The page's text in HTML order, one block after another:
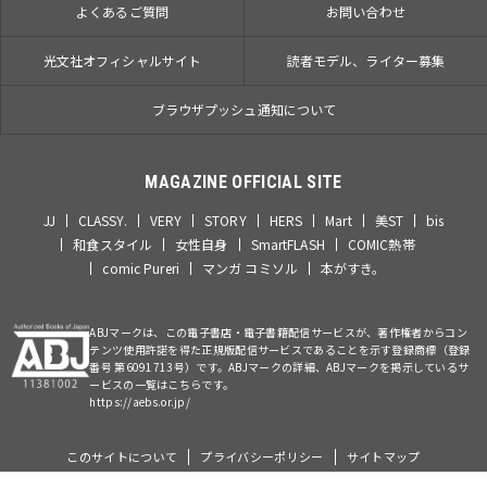
よくあるご質問 お問い合わせ
光文社オフィシャルサイト 読者モデル、ライター募集
ブラウザプッシュ通知について
MAGAZINE OFFICIAL SITE
JJ CLASSY. VERY STORY HERS Mart 美ST
bis
和食スタイル
女性自身 SmartFLASH
COMIC熱帯
comic Pureri
マンガ コミソル 本がすき。
ABJマークは、この電子書店・電子書籍配信サービスが、著作権者からコン
テンツ使用許諾を得た正規版配信サービスであることを示す登録商標（登録
番号 第6091713号）です。ABJマークの詳細、ABJマークを掲示しているサ
ービスの一覧はこちらです。
https://aebs.or.jp/
このサイトについて プライバシーポリシー サイトマップ